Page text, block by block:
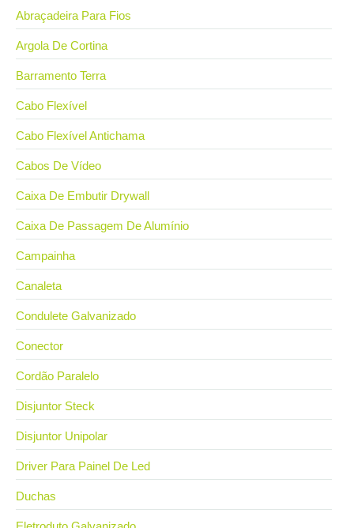
Abraçadeira Para Fios
Argola De Cortina
Barramento Terra
Cabo Flexível
Cabo Flexível Antichama
Cabos De Vídeo
Caixa De Embutir Drywall
Caixa De Passagem De Alumínio
Campainha
Canaleta
Condulete Galvanizado
Conector
Cordão Paralelo
Disjuntor Steck
Disjuntor Unipolar
Driver Para Painel De Led
Duchas